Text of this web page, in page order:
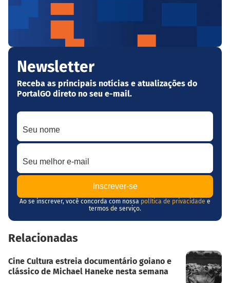
Newsletter
Receba as principais notícias e atualizações do
PortalGO direto no seu e-mail.
Seu nome
Seu melhor e-mail
Ao se inscrever, você concorda com nossa política de privacidade e
termos de serviço.
Relacionadas
Cine Cultura estreia documentário goiano e
clássico de Michael Haneke nesta semana